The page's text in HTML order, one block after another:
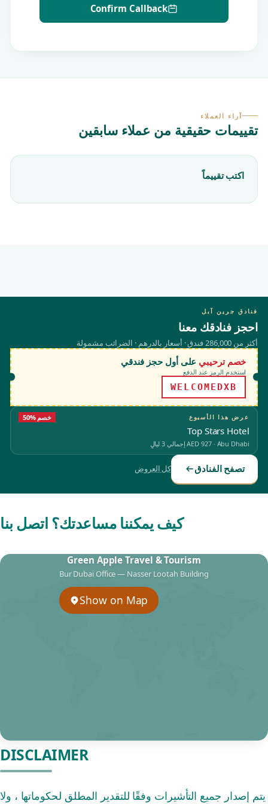
Confirm Callback
آراء العملاء
تقييمات حقيقية من عملاء سابقين
اكتب تقييماً
فنادق جرين آبل
احجز فنادقك معنا
أكثر من 286,000 فندق · أسعار بالدرهم · الضرائب مشمولة
خصم ترحيبي على أول حجز فندقي
استخدم الرمز عند الدفع
WELCOMEDXB
عرض هذا الأسبوع 50% خصم
Top Stars Hotel
Abu Dhabi
·
AED 927إجمالي 3 ليالٍ
تصفح الفنادق كل العروض
كيف يمكننا مساعدتك؟ اتصل بنا
Green Apple Travel & Tourism
Bur Dubai Office — Nasser Lootah Building
Show on Map
DISCLAIMER
يتم إصدار جميع التأشيرات وفقًا للتقدير المطلق لحكوماتها ، ولا